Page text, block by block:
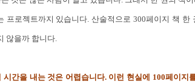
프로젝트까지 있습니다. 산술적으로 300페이지 책 한
않을까 합니다.
간을 내는 것은 어렵습니다. 이런 현실에 100페이지